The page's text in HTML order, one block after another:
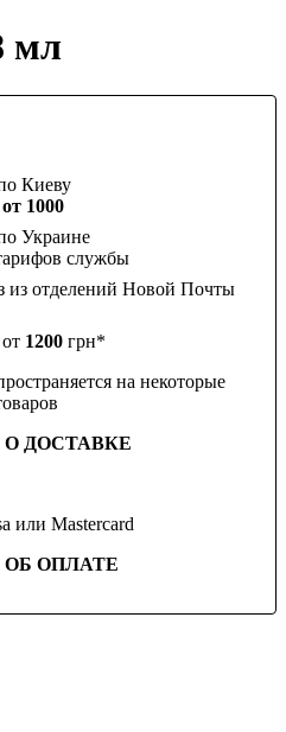
мл
Киеву
от 1000
Украине
службы
из отделений Новой Почты
1200 грн*
на некоторые
ДОСТАВКЕ
или Mastercard
ОПЛАТЕ